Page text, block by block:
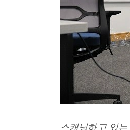
스캐닝하고 있는